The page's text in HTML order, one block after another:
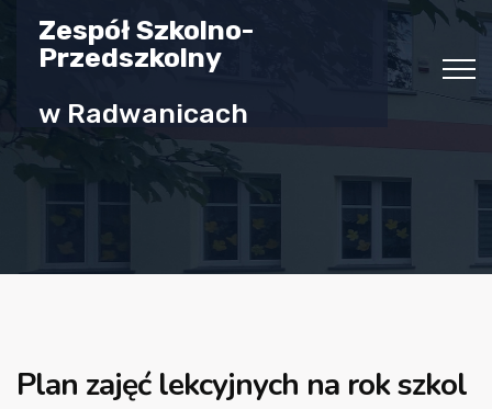
Zespół Szkolno-
Przedszkolny
w Radwanicach
Plan zajęć lekcyjnych na rok szkol